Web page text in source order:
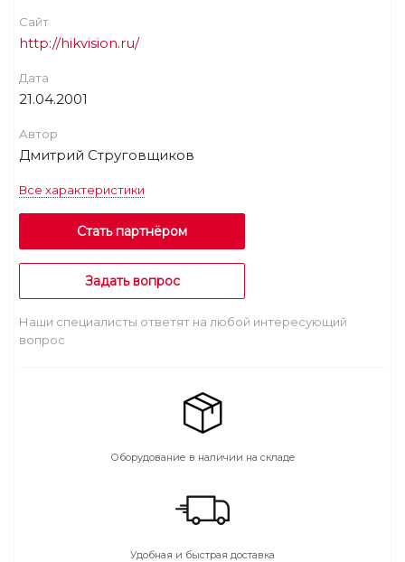
Сайт
http://hikvision.ru/
Дата
21.04.2001
Автор
Дмитрий Струговщиков
Все характеристики
Стать партнёром
Задать вопрос
Наши специалисты ответят на любой интересующий
вопрос
Оборудование в наличии на складе
Удобная и быстрая доставка